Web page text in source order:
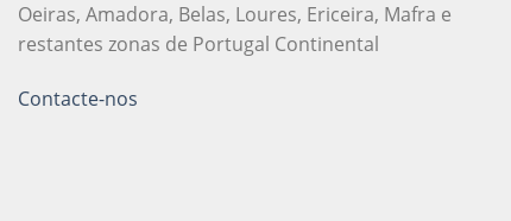
Oeiras, Amadora, Belas, Loures, Ericeira, Mafra e
restantes zonas de Portugal Continental
Contacte-nos